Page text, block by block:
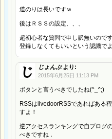
道のりは長いですｗ
後はＲＳＳの設定、、、
超初心者な質問で申し訳無いので
登録しなくてもいいという認識で
じょんぷ より:
2015年6月25日 11:13 PM
ボタンと言うべきでしたね(^_^;)
RSSはlivedoorRSSであればある
すよ！
逆アクセスランキングで自ブログ
べきですね．